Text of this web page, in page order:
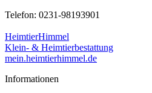
Telefon: 0231-98193901
HeimtierHimmel
Klein- & Heimtierbestattung
mein.heimtierhimmel.de
Informationen